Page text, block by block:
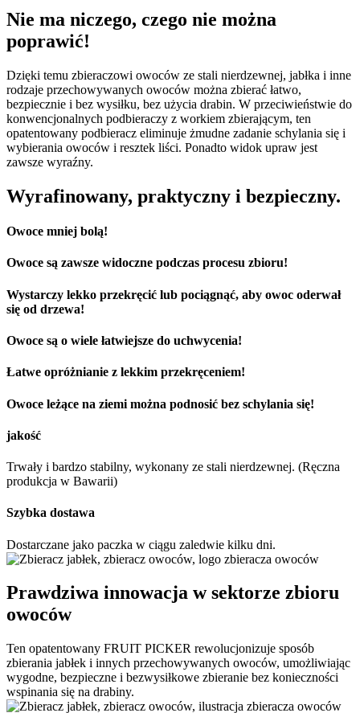
Nie ma niczego, czego nie można
poprawić!
Dzięki temu zbieraczowi owoców ze stali nierdzewnej, jabłka i inne
rodzaje przechowywanych owoców można zbierać łatwo,
bezpiecznie i bez wysiłku, bez użycia drabin. W przeciwieństwie do
konwencjonalnych podbieraczy z workiem zbierającym, ten
opatentowany podbieracz eliminuje żmudne zadanie schylania się i
wybierania owoców i resztek liści. Ponadto widok upraw jest
zawsze wyraźny.
Wyrafinowany, praktyczny i bezpieczny.
Owoce mniej bolą!
Owoce są zawsze widoczne podczas procesu zbioru!
Wystarczy lekko przekręcić lub pociągnąć, aby owoc oderwał
się od drzewa!
Owoce są o wiele łatwiejsze do uchwycenia!
Łatwe opróżnianie z lekkim przekręceniem!
Owoce leżące na ziemi można podnosić bez schylania się!
jakość
Trwały i bardzo stabilny, wykonany ze stali nierdzewnej. (Ręczna
produkcja w Bawarii)
Szybka dostawa
Dostarczane jako paczka w ciągu zaledwie kilku dni.
Prawdziwa innowacja w sektorze zbioru
owoców
Ten opatentowany FRUIT PICKER rewolucjonizuje sposób
zbierania jabłek i innych przechowywanych owoców, umożliwiając
wygodne, bezpieczne i bezwysiłkowe zbieranie bez konieczności
wspinania się na drabiny.